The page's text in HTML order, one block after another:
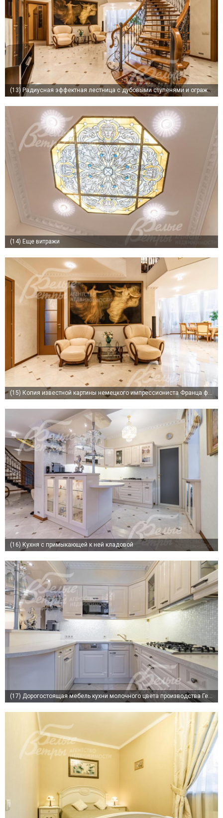
(13) Радиусная эффектная лестница с дубовыми ступенями и ограждением из литья
(14) Еще витражи
(15) Копия известной картины немецкого импрессиониста Франца фон Штука "Танцовщицы" создана специально для этого дома и задает атмосферу.
(16) Кухня с примыкающей к ней кладовой
(17) Дорогостоящая мебель кухни молочного цвета производства Германии, встроенная техника MIELE